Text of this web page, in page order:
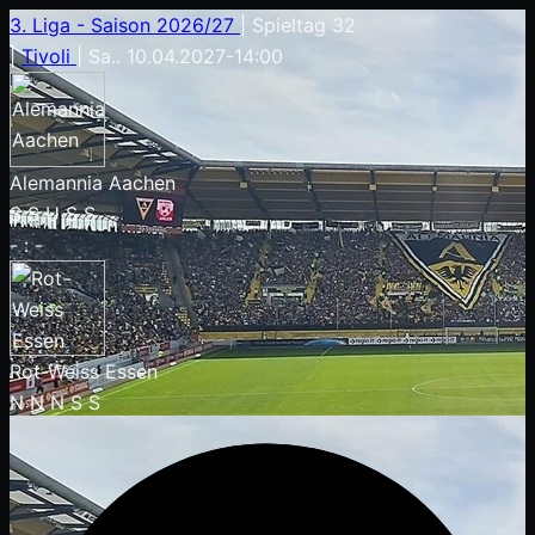
3. Liga - Saison 2026/27
Spieltag 32
| Tivoli Sa.. 10.04.2027-14:00
Alemannia Aachen
SSUSS
- : -
Rot-Weiss Essen
NNNSS